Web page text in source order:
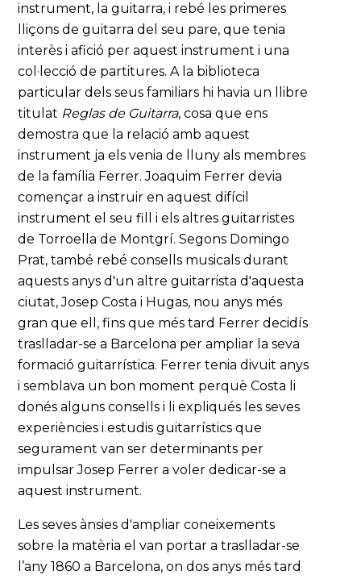
instrument, la guitarra, i rebé les primeres
lliçons de guitarra del seu pare, que tenia
interès i afició per aquest instrument i una
col·lecció de partitures. A la biblioteca
particular dels seus familiars hi havia un llibre
titulat Reglas de Guitarra, cosa que ens
demostra que la relació amb aquest
instrument ja els venia de lluny als membres
de la família Ferrer. Joaquim Ferrer devia
començar a instruir en aquest difícil
instrument el seu fill i els altres guitarristes
de Torroella de Montgrí. Segons Domingo
Prat, també rebé consells musicals durant
aquests anys d'un altre guitarrista d'aquesta
ciutat, Josep Costa i Hugas, nou anys més
gran que ell, fins que més tard Ferrer decidís
traslladar-se a Barcelona per ampliar la seva
formació guitarrística. Ferrer tenia divuit anys
i semblava un bon moment perquè Costa li
donés alguns consells i li expliqués les seves
experiències i estudis guitarrístics que
segurament van ser determinants per
impulsar Josep Ferrer a voler dedicar-se a
aquest instrument.
Les seves ànsies d'ampliar coneixements
sobre la matèria el van portar a traslladar-se
l’any 1860 a Barcelona, on dos anys més tard